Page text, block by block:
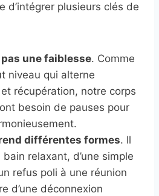
d’intégrer plusieurs clés de
pas une faiblesse. Comme
niveau qui alterne
récupération, notre corps
besoin de pauses pour
différentes formes. Il
bain relaxant, d’une simple
refus poli à une réunion
d’une déconnexion